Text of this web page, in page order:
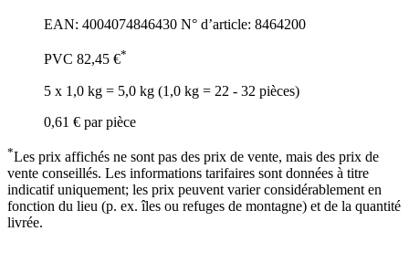
EAN: 4004074846430 N° d’article: 8464200
PVC 82,45 €*
5 x 1,0 kg = 5,0 kg (1,0 kg = 22 - 32 pièces)
0,61 € par pièce
*Les prix affichés ne sont pas des prix de vente, mais des prix de
vente conseillés. Les informations tarifaires sont données à titre
indicatif uniquement; les prix peuvent varier considérablement en
fonction du lieu (p. ex. îles ou refuges de montagne) et de la quantité
livrée.